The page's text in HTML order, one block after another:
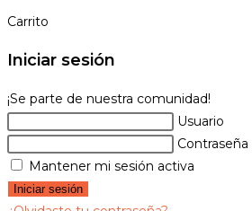
la
Carrito
Iniciar sesión
¡Se parte de nuestra comunidad!
Usuario
Contraseña
Mantener mi sesión activa
Iniciar sesión